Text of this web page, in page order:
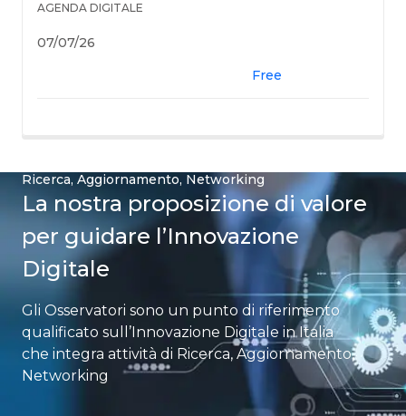
AGENDA DIGITALE
07/07/26
Free
Ricerca, Aggiornamento, Networking​
La nostra proposizione di valore
per guidare l’Innovazione
Digitale
Gli Osservatori sono un punto di riferimento
qualificato sull’Innovazione Digitale in Italia​
che integra attività di Ricerca, Aggiornamento,
Networking​